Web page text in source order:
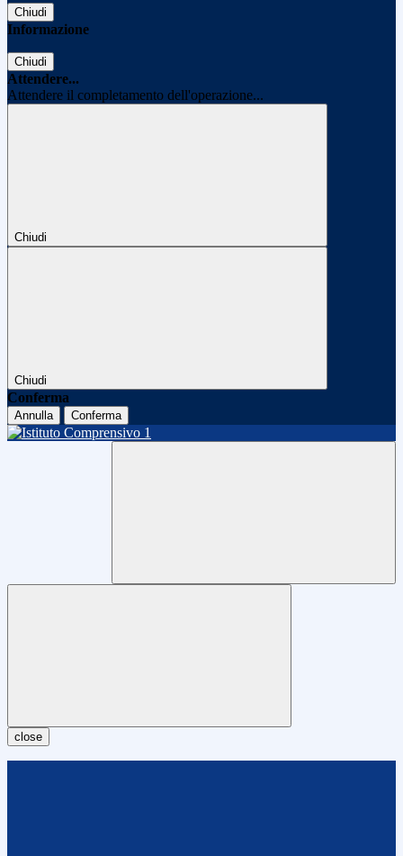
Chiudi
Informazione
Chiudi
Attendere...
Attendere il completamento dell'operazione...
Chiudi
Chiudi
Conferma
Annulla Conferma
close